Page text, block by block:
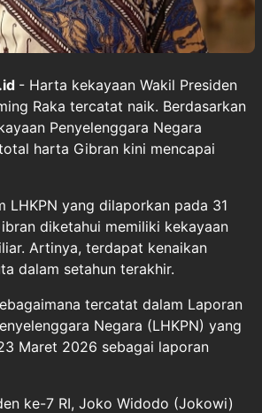
- Harta kekayaan Wakil Presiden
Raka tercatat naik. Berdasarkan
Penyelenggara Negara
harta Gibran kini mencapai
LHKPN yang dilaporkan pada 31
diketahui memiliki kekayaan
Artinya, terdapat kenaikan
dalam setahun terakhir.
tercatat dalam Laporan
Negara (LHKPN) yang
Maret 2026 sebagai laporan
ke-7 RI, Joko Widodo (Jokowi)